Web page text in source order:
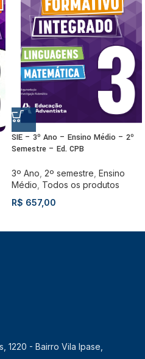
SIE – 3º Ano – Ensino Médio – 2º
Semestre – Ed. CPB
3º Ano 2º semestre Ensino
Médio Todos os produtos
R$ 657,00
1220 - Bairro Vila Ipase,